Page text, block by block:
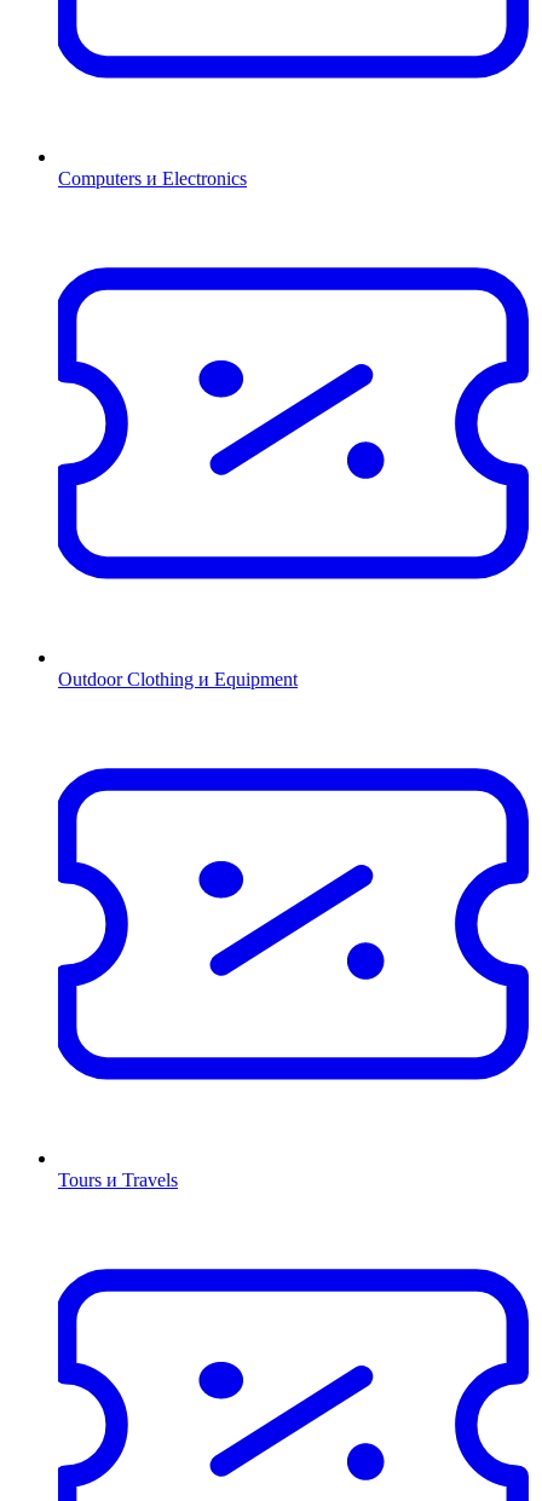
Computers и Electronics
Outdoor Clothing и Equipment
Tours и Travels